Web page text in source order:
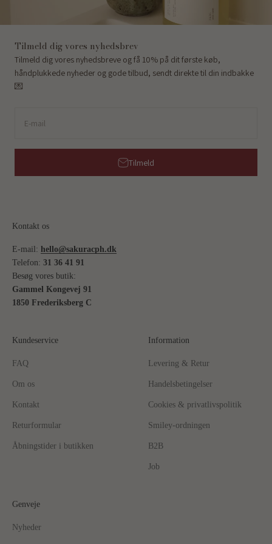
Tilmeld dig vores nyhedsbrev
Tilmeld dig vores nyhedsbreve og få 10% på dit første køb,
håndplukkede nyheder og gode tilbud, sendt direkte til din indbakke
💌
E-mail
Tilmeld
Kontakt os
E-mail: hello@sakuracph.dk
Telefon: 31 36 41 91
Besøg vores butik:
Gammel Kongevej 91
1850 Frederiksberg C
Kundeservice
FAQ
Om os
Kontakt
Returformular
Åbningstider i butikken
Information
Levering & Retur
Handelsbetingelser
Cookies & privatlivspolitik
Smiley-ordningen
B2B
Job
Genveje
Nyheder